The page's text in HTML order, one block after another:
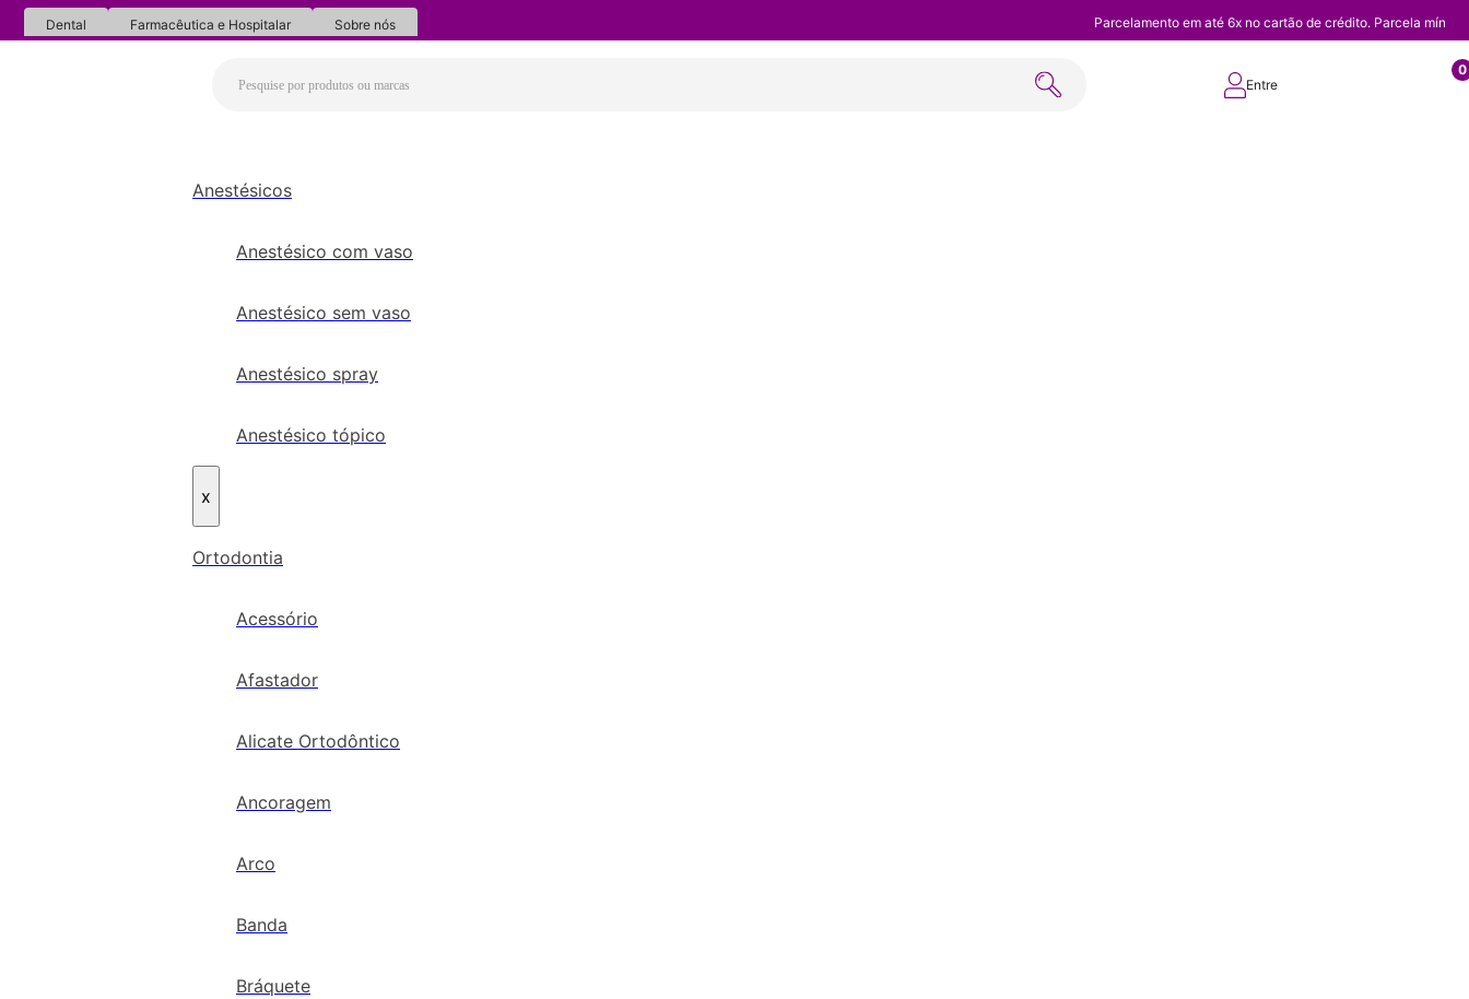
Dental Farmacêutica e Hospitalar Sobre nós Parcelamento em até 6x no cartão de crédito. Parcela
Entre
0
Anestésicos
Anestésico com vaso
Anestésico sem vaso
Anestésico spray
Anestésico tópico
x
Ortodontia
Acessório
Afastador
Alicate Ortodôntico
Ancoragem
Arco
Banda
Bráquete